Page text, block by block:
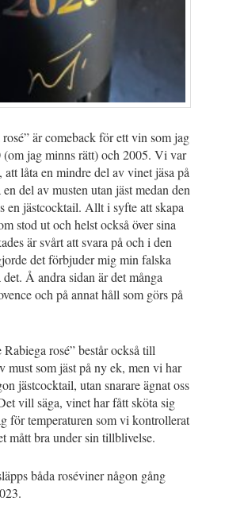
är comeback för ett vin som jag
(om jag minns rätt) och 2005. Vi var
låta en mindre del av vinet jäsa på
del av musten utan jäst medan den
en jästcocktail. Allt i syfte att skapa
stod ut och helst också över sina
är svårt att svara på och i den
det förbjuder mig min falska
det. Å andra sidan är det många
och på annat håll som görs på
rosé” består också till
must som jäst på ny ek, men vi har
jästcocktail, utan snarare ägnat oss
vill säga, vinet har fått sköta sig
för temperaturen som vi kontrollerat
mått bra under sin tillblivelse.
båda roséviner någon gång